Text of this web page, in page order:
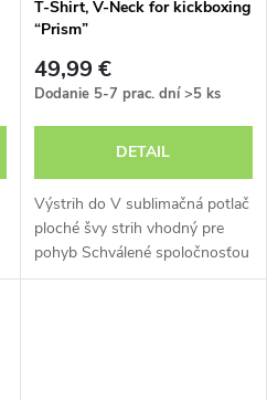
T-Shirt, V-Neck for kickboxing
“Prism”
49,99 €
Dodanie 5-7 prac. dní>5 ks
DETAIL
Výstrih do V sublimačná potlač
ploché švy strih vhodný pre
pohyb Schválené spoločnosťou
WAKO